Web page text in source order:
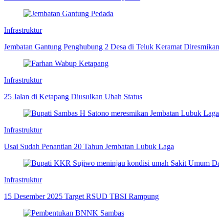
Infrastruktur
Jembatan Gantung Penghubung 2 Desa di Teluk Keramat Diresmikan
Infrastruktur
25 Jalan di Ketapang Diusulkan Ubah Status
Infrastruktur
Usai Sudah Penantian 20 Tahun Jembatan Lubuk Laga
Infrastruktur
15 Desember 2025 Target RSUD TBSI Rampung